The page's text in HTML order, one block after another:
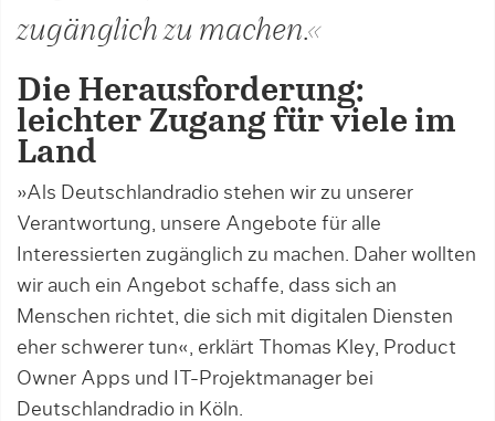
zugänglich zu machen.«
Die Herausforderung:
leichter Zugang für viele im
Land
»Als Deutschlandradio stehen wir zu unserer
Verantwortung, unsere Angebote für alle
Interessierten zugänglich zu machen. Daher wollten
wir auch ein Angebot schaffe, dass sich an
Menschen richtet, die sich mit digitalen Diensten
eher schwerer tun«, erklärt Thomas Kley, Product
Owner Apps und IT-Projektmanager bei
Deutschlandradio in Köln.